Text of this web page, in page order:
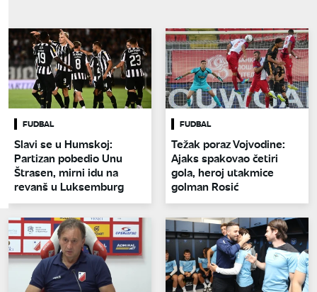
FUDBAL
Slavi se u Humskoj:
Partizan pobedio Unu
Štrasen, mirni idu na
revanš u Luksemburg
FUDBAL
Težak poraz Vojvodine:
Ajaks spakovao četiri
gola, heroj utakmice
golman Rosić